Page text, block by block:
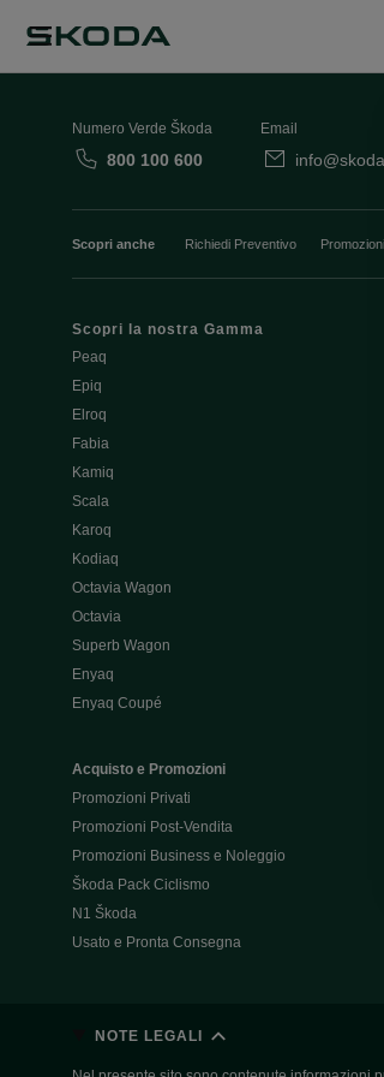
Numero Verde Škoda
800 100 600
Email
Scopri anche Richiedi Preventivo Promozioni
Scopri la nostra Gamma
Peaq
Epiq
Elroq
Fabia
Kamiq
Scala
Karoq
Kodiaq
Octavia Wagon
Octavia
Superb Wagon
Enyaq
Enyaq Coupé
Acquisto e Promozioni
Promozioni Privati
Promozioni Post-Vendita
Promozioni Business e Noleggio
Škoda Pack Ciclismo
N1 Škoda
Usato e Pronta Consegna
NOTE LEGALI